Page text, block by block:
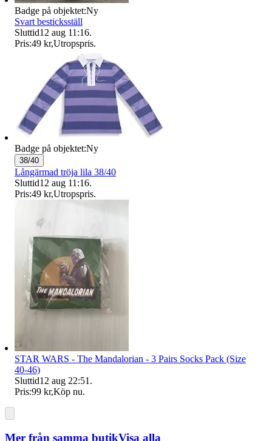
Badge på objektet:Ny
Svart besticksställ
Sluttid12 aug 11:16.
Pris:49 kr,Utropspris.
Badge på objektet:Ny
38/40
Långärmad tröja lila 38/40
Sluttid12 aug 11:16.
Pris:49 kr,Utropspris.
STAR WARS - The Mandalorian - 3 Pairs Socks Pack (Size
40-46)
Sluttid12 aug 22:51 .
Pris:99 kr,Köp nu.
Mer från samma butikVisa alla